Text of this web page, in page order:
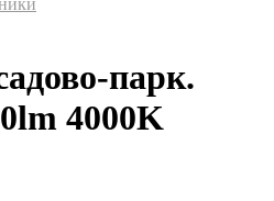
парк.
4000K